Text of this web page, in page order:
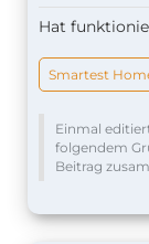
Hat
Smartest
Einmal
folgendem
Beitrag